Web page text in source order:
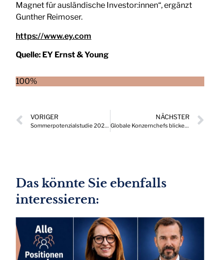
Magnet für ausländische Investor:innen“, ergänzt
Gunther Reimoser.
https://www.ey.com
Quelle: EY Ernst & Young
100%
VORIGER
Sommerpotenzialstudie 2026: Stabile Nachfrage und wachsende Dynamik
NÄCHSTER
Globale Konzernchefs blicken weniger optimistisch in die Zukunft
Das könnte Sie ebenfalls
interessieren: